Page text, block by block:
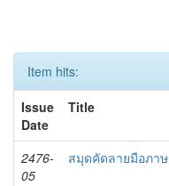
Item hits:
Issue
Date
Title
2476-
05
สมุดคัดลายมือภาษ